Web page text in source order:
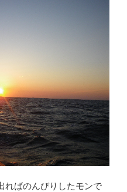
ればのんびりしたモンで